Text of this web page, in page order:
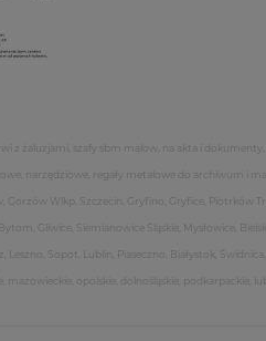
z żaluzjami, szafy sbm malow, na akta i
narzędziowe, regały metalowe do archiwum i
Gorzów Wlkp, Szczecin, Gryfino, Gryfice, Piotrków
Gliwice, Siemianowice Śląskie, Mysłowice,
Leszno, Sopot, Lublin, Piaseczno, Białystok,
mazowieckie, opolskie, dolnośląskie, podkarpackie,